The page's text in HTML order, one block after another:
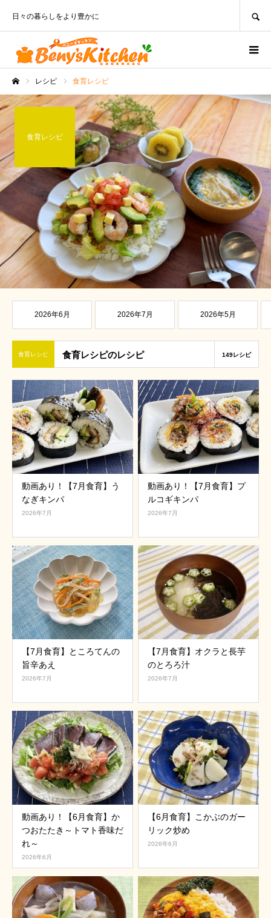
日々の暮らしをより豊かに
レシピ 食育レシピ
食育レシピ
2026年6月 2026年7月 2026年5月
食育レシピ 食育レシピのレシピ 149レシピ
動画あり！【7月食育】う
なぎキンパ
2026年7月
動画あり！【7月食育】プ
ルコギキンパ
2026年7月
【7月食育】ところてんの
旨辛あえ
2026年7月
【7月食育】オクラと長芋
のとろろ汁
2026年7月
動画あり！【6月食育】か
つおたたき～トマト香味だ
れ～
2026年6月
【6月食育】こかぶのガー
リック炒め
2026年6月